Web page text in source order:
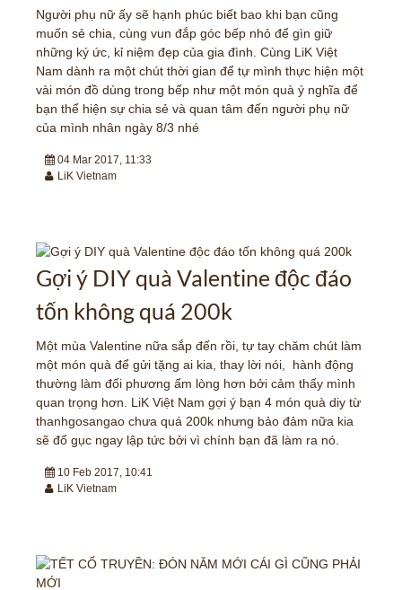
Người phụ nữ ấy sẽ hạnh phúc biết bao khi bạn cũng
muốn sẻ chia, cùng vun đắp góc bếp nhỏ để gìn giữ
những ký ức, kỉ niệm đẹp của gia đình. Cùng LiK Việt
Nam dành ra một chút thời gian để tự mình thực hiện một
vài món đồ dùng trong bếp như một món quà ý nghĩa để
bạn thể hiện sự chia sẻ và quan tâm đến người phụ nữ
của mình nhân ngày 8/3 nhé
04 Mar 2017, 11:33
LiK Vietnam
Gợi ý DIY quà Valentine độc đáo
tốn không quá 200k
Một mùa Valentine nữa sắp đến rồi, tự tay chăm chút làm
một món quà để gửi tặng ai kia, thay lời nói, hành động
thường làm đối phương ấm lòng hơn bởi cảm thấy mình
quan trọng hơn. LiK Việt Nam gợi ý bạn 4 món quà diy từ
thanhgosangao chưa quá 200k nhưng bảo đảm nữa kia
sẽ đổ gục ngay lập tức bởi vì chính bạn đã làm ra nó.
10 Feb 2017, 10:41
LiK Vietnam